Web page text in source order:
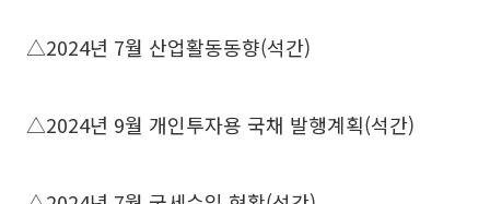
△2024년 7월 산업활동동향(석간)
△2024년 9월 개인투자용 국채 발행계획(석간)